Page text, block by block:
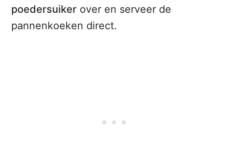
poedersuiker over en serveer de
pannenkoeken direct.